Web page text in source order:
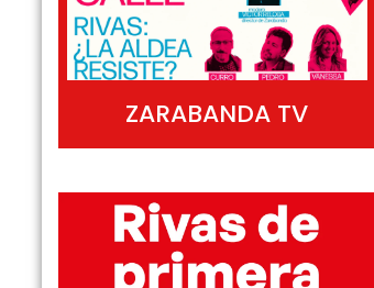
ZARABANDA TV